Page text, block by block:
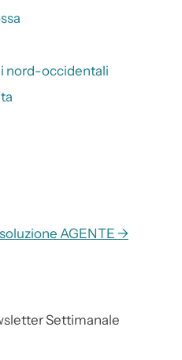
nord-occidentali
AGENTE →
Settimanale